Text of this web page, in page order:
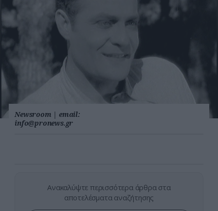
Newsroom | email:
info@pronews.gr
Ανακαλύψτε περισσότερα άρθρα στα
αποτελέσματα αναζήτησης